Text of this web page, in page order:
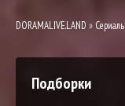
DORAMALIVE.LAND » Сериалы
Подборки